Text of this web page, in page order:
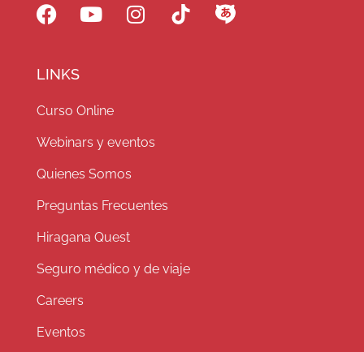
LINKS
Curso Online
Webinars y eventos
Quienes Somos
Preguntas Frecuentes
Hiragana Quest
Seguro médico y de viaje
Careers
Eventos